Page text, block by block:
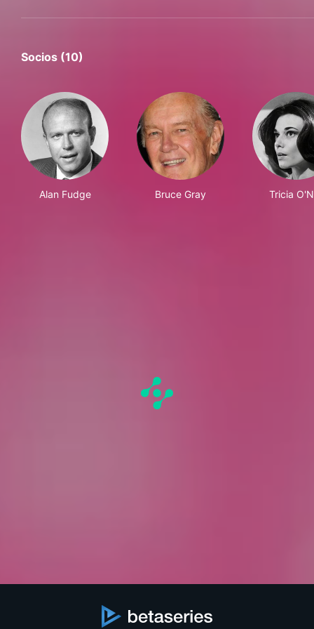
Socios (10)
Alan Fudge Bruce Gray Tricia